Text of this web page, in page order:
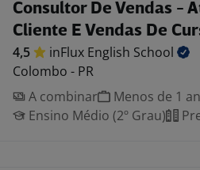
Consultor De Vendas -
Cliente E Vendas De
4,5 inFlux English School
Colombo - PR
A combinar
Menos de 1
Ensino Médio (2º Grau)